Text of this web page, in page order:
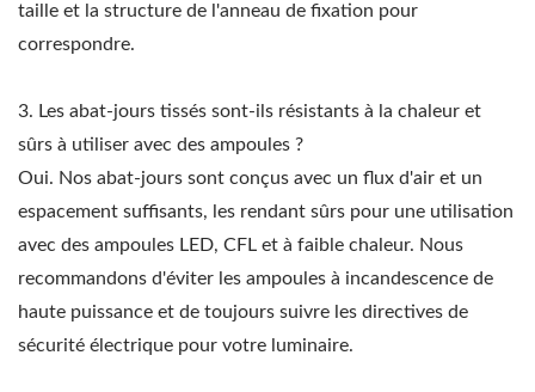
taille et la structure de l'anneau de fixation pour
correspondre.
3. Les abat-jours tissés sont-ils résistants à la chaleur et
sûrs à utiliser avec des ampoules ?
Oui. Nos abat-jours sont conçus avec un flux d'air et un
espacement suffisants, les rendant sûrs pour une utilisation
avec des ampoules LED, CFL et à faible chaleur. Nous
recommandons d'éviter les ampoules à incandescence de
haute puissance et de toujours suivre les directives de
sécurité électrique pour votre luminaire.